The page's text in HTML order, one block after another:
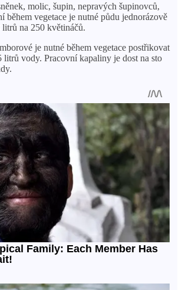
molic, šupin, nepravých šupinovců,
během vegetace je nutné půdu jednorázově
na 250 květináčů.
je nutné během vegetace postřikovat
litrů vody. Pracovní kapaliny je dost na sto